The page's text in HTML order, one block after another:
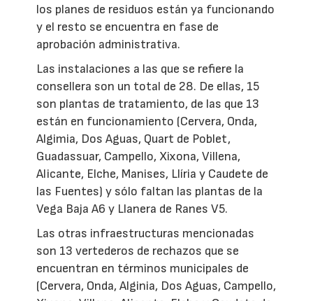
los planes de residuos están ya funcionando
y el resto se encuentra en fase de
aprobación administrativa.
Las instalaciones a las que se refiere la
consellera son un total de 28. De ellas, 15
son plantas de tratamiento, de las que 13
están en funcionamiento (Cervera, Onda,
Algimia, Dos Aguas, Quart de Poblet,
Guadassuar, Campello, Xixona, Villena,
Alicante, Elche, Manises, Llíria y Caudete de
las Fuentes) y sólo faltan las plantas de la
Vega Baja A6 y Llanera de Ranes V5.
Las otras infraestructuras mencionadas
son 13 vertederos de rechazos que se
encuentran en términos municipales de
(Cervera, Onda, Alginia, Dos Aguas, Campello,